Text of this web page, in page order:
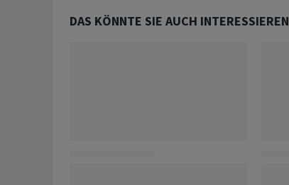
DAS KÖNNTE SIE AUCH INTERESSIEREN